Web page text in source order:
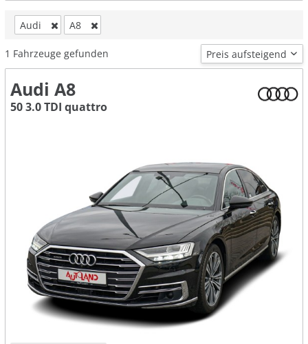
Audi A8
1 Fahrzeuge gefunden
Audi A8
50 3.0 TDI quattro